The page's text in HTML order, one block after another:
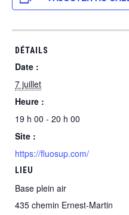
DÉTAILS
Date :
7 juillet
Heure :
19 h 00 - 20 h 00
Site :
https://fluosup.com/
LIEU
Base plein air
435 chemin Ernest-Martin